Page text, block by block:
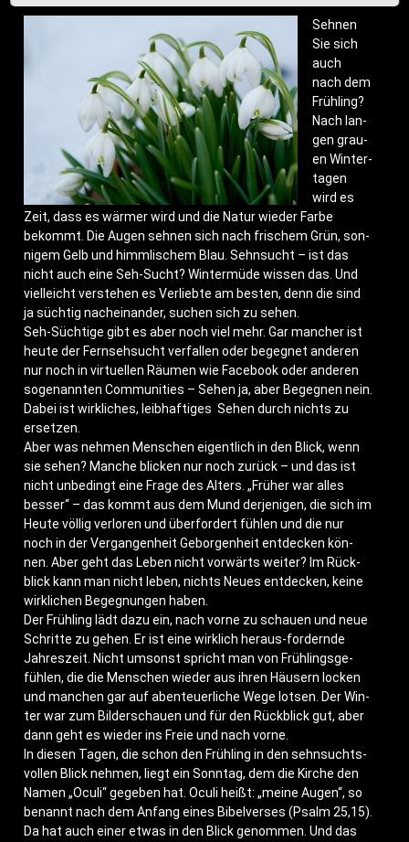
Seh­nen
Sie sich
auch
nach dem
Früh­ling?
Nach lan­
gen grau­
en Win­ter­
ta­gen
wird es
Zeit, dass es wär­mer wird und die Natur wie­der Far­be
bekommt. Die Augen seh­nen sich nach fri­schem Grün, son­
ni­gem Gelb und himm­li­schem Blau. Sehn­sucht – ist das
nicht auch eine Seh-Sucht? Win­ter­mü­de wis­sen das. Und
viel­leicht ver­ste­hen es Ver­lieb­te am bes­ten, denn die sind
ja süch­tig nach­ein­an­der, suchen sich zu sehen.
Seh-Süch­ti­ge gibt es aber noch viel mehr. Gar man­cher ist
heu­te der Fern­seh­sucht ver­fal­len oder begeg­net ande­ren
nur noch in vir­tu­el­len Räu­men wie Face­book oder ande­ren
soge­nann­ten Com­mu­ni­ties – Sehen ja, aber Begeg­nen nein.
Dabei ist wirk­li­ches, leib­haf­ti­ges Sehen durch nichts zu
ersetzen.
Aber was neh­men Men­schen eigent­lich in den Blick, wenn
sie sehen? Man­che bli­cken nur noch zurück – und das ist
nicht unbe­dingt eine Fra­ge des Alters. „Frü­her war alles
bes­ser“ – das kommt aus dem Mund der­je­ni­gen, die sich im
Heu­te völ­lig ver­lo­ren und über­for­dert füh­len und die nur
noch in der Ver­gan­gen­heit Gebor­gen­heit ent­de­cken kön­
nen. Aber geht das Leben nicht vor­wärts wei­ter? Im Rück­
blick kann man nicht leben, nichts Neu­es ent­de­cken, kei­ne
wirk­li­chen Begeg­nun­gen haben.
Der Früh­ling lädt dazu ein, nach vor­ne zu schau­en und neue
Schrit­te zu gehen. Er ist eine wirk­lich her­aus-for­dern­de
Jah­res­zeit. Nicht umsonst spricht man von Früh­lings­ge­
füh­len, die die Men­schen wie­der aus ihren Häu­sern locken
und man­chen gar auf aben­teu­er­li­che Wege lot­sen. Der Win­
ter war zum Bil­der­schau­en und für den Rück­blick gut, aber
dann geht es wie­der ins Freie und nach vorne.
In die­sen Tagen, die schon den Früh­ling in den sehn­suchts­
vol­len Blick neh­men, liegt ein Sonn­tag, dem die Kir­che den
Namen „Ocu­li“ gege­ben hat. Ocu­li heißt: „mei­ne Augen“, so
benannt nach dem Anfang eines Bibel­ver­ses (Psalm 25,15).
Da hat auch einer etwas in den Blick genom­men. Und das